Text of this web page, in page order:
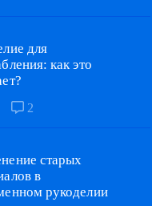
для
как это
2
старых
в
рукоделии